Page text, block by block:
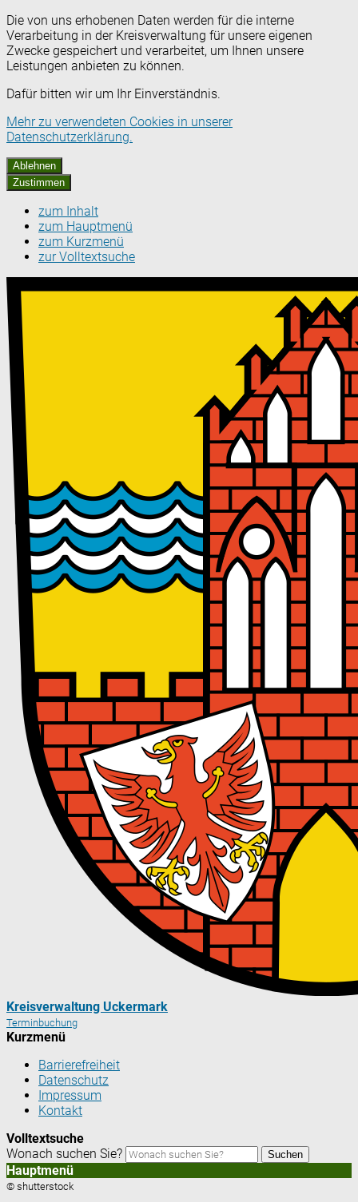
Die von uns erhobenen Daten werden für die interne
Verarbeitung in der Kreisverwaltung für unsere eigenen
Zwecke gespeichert und verarbeitet, um Ihnen unsere
Leistungen anbieten zu können.
Dafür bitten wir um Ihr Einverständnis.
Mehr zu verwendeten Cookies in unserer
Datenschutzerklärung.
Ablehnen
Zustimmen
zum Inhalt
zum Hauptmenü
zum Kurzmenü
zur Volltextsuche
Kreisverwaltung Uckermark
Terminbuchung
Kurzmenü
Barrierefreiheit
Datenschutz
Impressum
Kontakt
Volltextsuche
Wonach suchen Sie?
Suchen
Hauptmenü
© shutterstock